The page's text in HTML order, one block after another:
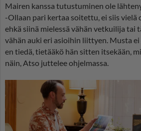
Mairen kanssa tutustuminen ole
-Ollaan pari kertaa soitettu, ei siis vielä
ehkä siinä mielessä vähän vetkuilija tai
vähän auki eri asioihin liittyen. Musta ei
en tiedä, tietääkö hän sitten itsekään,
näin, Atso juttelee ohjelmassa.